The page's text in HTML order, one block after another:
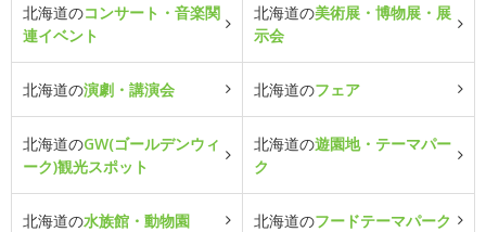
北海道のコンサート・音楽関
連イベント
北海道の美術展・博物展・展
示会
北海道の演劇・講演会 北海道のフェア
北海道のGW(ゴールデンウィ
ーク)観光スポット
北海道の遊園地・テーマパー
ク
北海道の水族館・動物園 北海道のフードテーマパーク